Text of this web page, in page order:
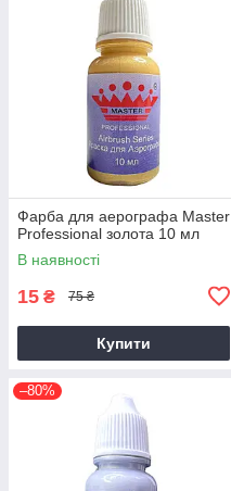
Фарба для аерографа Master
Professional золота 10 мл
В наявності
15 ₴ 75 ₴
Купити
–80%